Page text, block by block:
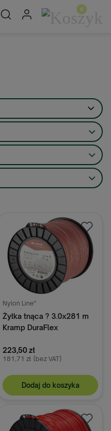
Nylon Line"
Żyłka tnąca ? 3.0x281 m
Kramp DuraFlex
223,50 zł
181,71 zł (bez VAT)
Dodaj do koszyka